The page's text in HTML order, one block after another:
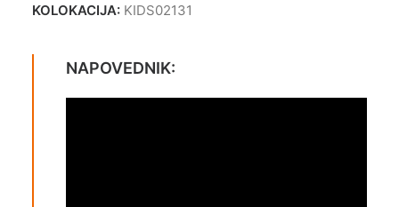
KOLOKACIJA: KIDS02131
NAPOVEDNIK: